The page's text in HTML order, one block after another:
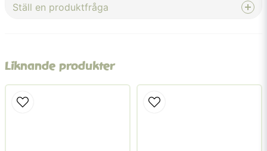
Ställ en produktfråga
name
Namn
Liknande produkter